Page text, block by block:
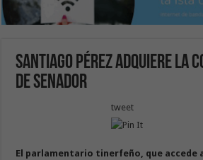
Santiago Pérez adquiere la
de senador
tweet
El parlamentario tinerfeño, que accede